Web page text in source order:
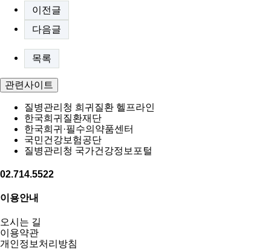
이전글
다음글
목록
관련사이트
질병관리청 희귀질환 헬프라인
한국희귀질환재단
한국희귀·필수의약품센터
국민건강보험공단
질병관리청 국가건강정보포털
02.714.5522
이용안내
오시는 길
이용약관
개인정보처리방침